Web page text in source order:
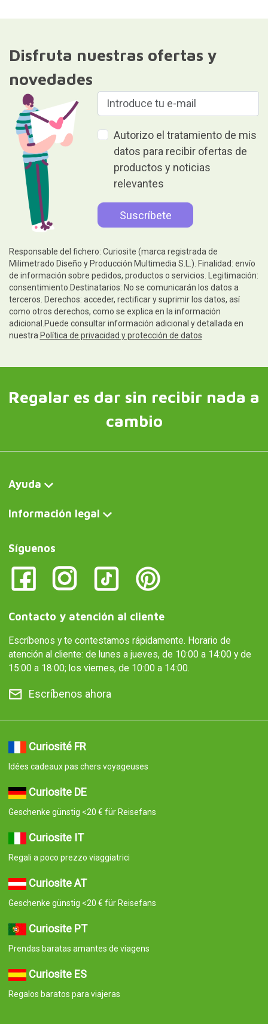
Disfruta nuestras ofertas y
novedades
Autorizo el tratamiento de mis
datos para recibir ofertas de
productos y noticias
relevantes
Responsable del fichero: Curiosite (marca registrada de
Milimetrado Diseño y Producción Multimedia S.L.). Finalidad: envío
de información sobre pedidos, productos o servicios. Legitimación:
consentimiento.Destinatarios: No se comunicarán los datos a
terceros. Derechos: acceder, rectificar y suprimir los datos, así
como otros derechos, como se explica en la información
adicional.Puede consultar información adicional y detallada en
nuestra Política de privacidad y protección de datos
Regalar es dar sin recibir nada a
cambio
Ayuda
Información legal
Síguenos
Contacto y atención al cliente
Escríbenos y te contestamos rápidamente. Horario de
atención al cliente: de lunes a jueves, de 10:00 a 14:00 y de
15:00 a 18:00; los viernes, de 10:00 a 14:00.
Escríbenos ahora
Curiosité FR
Idées cadeaux pas chers voyageuses
Curiosite DE
Geschenke günstig <20 € für Reisefans
Curiosite IT
Regali a poco prezzo viaggiatrici
Curiosite AT
Geschenke günstig <20 € für Reisefans
Curiosite PT
Prendas baratas amantes de viagens
Curiosite ES
Regalos baratos para viajeras